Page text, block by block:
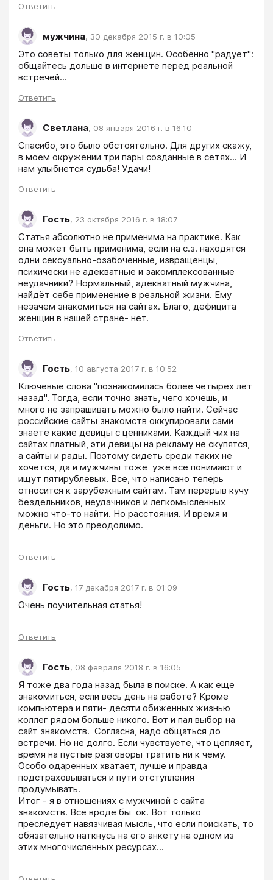
Ответить
мужчина, 30 декабря 2015 г. в 10:05
Это советы только для женщин. Особенно "радует":
общайтесь дольше в интернете перед реальной
встречей...
Ответить
Светлана, 08 января 2016 г. в 16:10
Спасибо, это было обстоятельно. Для других скажу,
в моем окружении три пары созданные в сетях... И
нам улыбнется судьба! Удачи!
Ответить
Гость, 23 октября 2016 г. в 18:07
Статья абсолютно не применима на практике. Как
она может быть применима, если на с.з. находятся
одни сексуально-озабоченные, извращенцы,
психически не адекватные и закомплексованные
неудачники? Нормальный, адекватный мужчина,
найдёт себе применение в реальной жизни. Ему
незачем знакомиться на сайтах. Благо, дефицита
женщин в нашей стране- нет.
Ответить
Гость, 10 августа 2017 г. в 10:52
Ключевые слова "познакомилась более четырех лет
назад". Тогда, если точно знать, чего хочешь, и
много не запрашивать можно было найти. Сейчас
российские сайты знакомств оккупировали сами
знаете какие девицы с ценниками. Каждый чих на
сайтах платный, эти девицы на рекламу не скупятся,
а сайты и рады. Поэтому сидеть среди таких не
хочется, да и мужчины тоже  уже все понимают и
ищут пятирублевых. Все, что написано теперь
относится к зарубежным сайтам. Там перерыв кучу
бездельников, неудачников и легкомысленных
можно что-то найти. Но расстояния. И время и
деньги. Но это преодолимо.
Ответить
Гость, 17 декабря 2017 г. в 01:09
Очень поучительная статья!
Ответить
Гость, 08 февраля 2018 г. в 16:05
Я тоже два года назад была в поиске. А как еще
знакомиться, если весь день на работе? Кроме
компьютера и пяти- десяти обиженных жизнью
коллег рядом больше никого. Вот и пал выбор на
сайт знакомств.  Согласна, надо общаться до
встречи. Но не долго. Если чувствуете, что цепляет,
время на пустые разговоры тратить ни к чему.
Особо одаренных хватает, лучше и правда
подстраховываться и пути отступления
продумывать.
Итог - я в отношениях с мужчиной с сайта
знакомств. Все вроде бы  ок. Вот только
преследует навязчивая мысль, что если поискать, то
обязательно наткнусь на его анкету на одном из
этих многочисленных ресурсах...